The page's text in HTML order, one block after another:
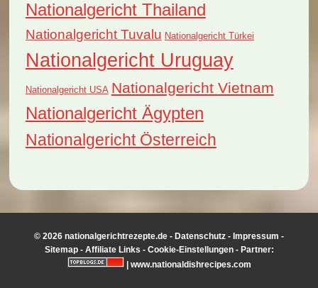
Nationalgericht Thailand
Nationalgericht Tuvalu Nationalgericht Türkei
Nationalgericht Uruguay
Nationalgericht USA Nationalgericht Vietnam
Nationalgericht Ägypten
Nationalgericht Österreich
© 2026 nationalgerichtrezepte.de - Datenschutz - Impressum -
Sitemap- Affiliate Links - Cookie-Einstellungen- Partner:
www.nationaldishrecipes.com